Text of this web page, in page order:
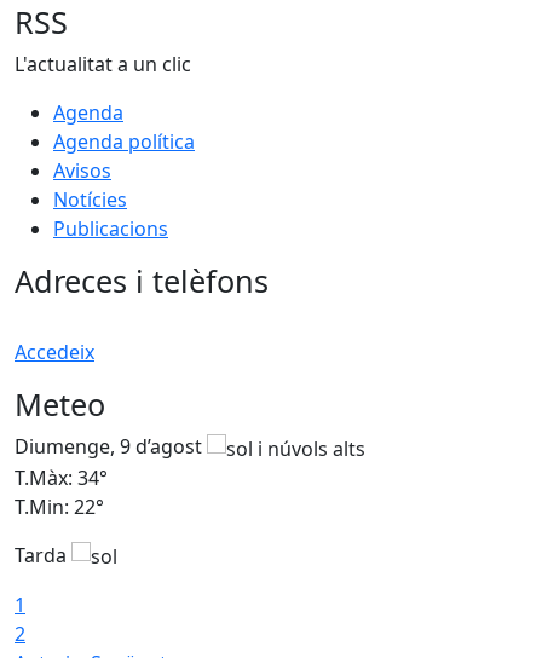
RSS
L'actualitat a un clic
Agenda
Agenda política
Avisos
Notícies
Publicacions
Adreces i telèfons
Accedeix
Meteo
Diumenge, 9 d’agost
T.Màx: 34°
T.Min: 22°
Tarda
1
2